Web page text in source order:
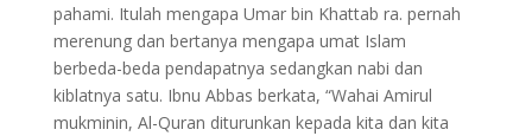
pahami. Itulah mengapa Umar bin Khattab ra. pernah
merenung dan bertanya mengapa umat Islam
berbeda-beda pendapatnya sedangkan nabi dan
kiblatnya satu. Ibnu Abbas berkata, “Wahai Amirul
mukminin, Al-Quran diturunkan kepada kita dan kita